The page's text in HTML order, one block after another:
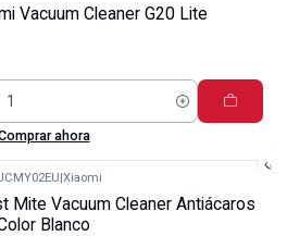
Vacuum Cleaner G20 Lite
ahora
Xiaomi
Mite Vacuum Cleaner Antiácaros
Blanco